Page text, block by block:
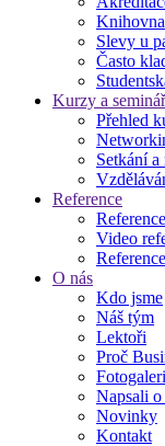
Knihovna
Slevy u
Často
Kurzy a
Přehled
Setkání
Reference
Video
O nás
Kdo jsme
Náš tým
Lektoři
Proč
Napsali o
Novinky
Kontakt